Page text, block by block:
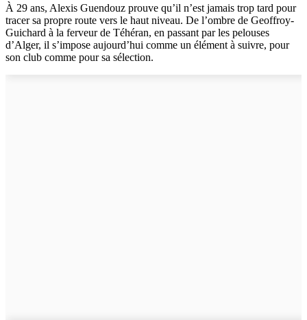
À 29 ans, Alexis Guendouz prouve qu’il n’est jamais trop tard pour
tracer sa propre route vers le haut niveau. De l’ombre de Geoffroy-
Guichard à la ferveur de Téhéran, en passant par les pelouses
d’Alger, il s’impose aujourd’hui comme un élément à suivre, pour
son club comme pour sa sélection.